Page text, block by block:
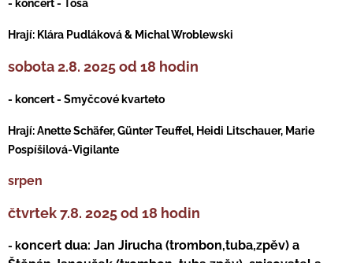
- koncert - Toša
Hrají: Klára Pudláková & Michal Wroblewski
sobota 2.8. 2025 od 18 hodin
- koncert - Smyčcové kvarteto
Hrají: Anette Schäfer, Günter Teuffel, Heidi Litschauer, Marie
Pospíšilová-Vigilante
srpen
čtvrtek 7.8. 2025 od 18 hodin
- koncert dua: Jan Jirucha (trombon,tuba,zpěv) a